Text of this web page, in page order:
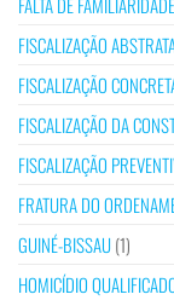
FISCALIZAÇÃO
FISCALIZAÇÃO
FISCALIZAÇÃO DA
FISCALIZAÇÃO
FRATURA DO
GUINÉ-BISSAU(1)
HOMICÍDIO